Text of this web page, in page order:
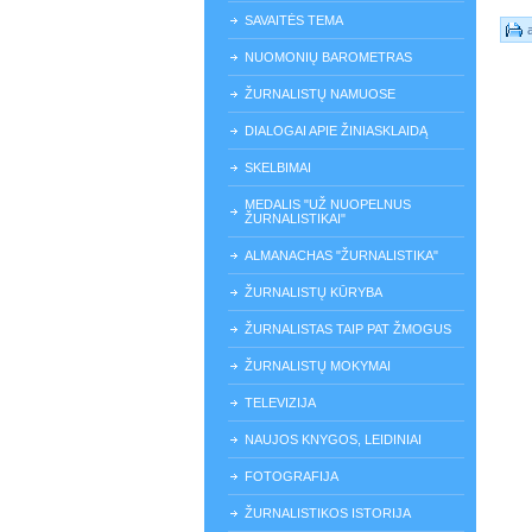
SAVAITĖS TEMA
NUOMONIŲ BAROMETRAS
ŽURNALISTŲ NAMUOSE
DIALOGAI APIE ŽINIASKLAIDĄ
SKELBIMAI
MEDALIS "UŽ NUOPELNUS
ŽURNALISTIKAI"
ALMANACHAS "ŽURNALISTIKA"
ŽURNALISTŲ KŪRYBA
ŽURNALISTAS TAIP PAT ŽMOGUS
ŽURNALISTŲ MOKYMAI
TELEVIZIJA
NAUJOS KNYGOS, LEIDINIAI
FOTOGRAFIJA
ŽURNALISTIKOS ISTORIJA